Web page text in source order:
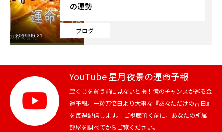
お知らせ
芸能界
テニス
スポーツ
競馬
ブログ
の運勢
2019.06.21
YouTube 星月夜景の運命予報
宝くじを買う前に見ないと損！億のチャンスが巡る金
運予報。一粒万倍日より大事な『あなただけの吉日』
を毎週配信します。 ご視聴頂く前に、あなたの所属
部屋を調べてからご覧ください。